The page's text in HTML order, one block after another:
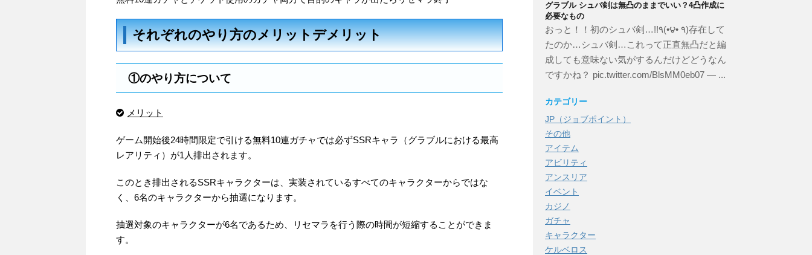
それぞれのやり方のメリットデメリット
①のやり方について
メリット
ゲーム開始後24時間限定で引ける無料10連ガチャでは必ずSSRキャラ（グラブルにおける最高
レアリティ）が1人排出されます。
このとき排出されるSSRキャラクターは、実装されているすべてのキャラクターからではな
く、6名のキャラクターから抽選になります。
抽選対象のキャラクターが6名であるため、リセマラを行う際の時間が短縮することができま
す。
グラブル シュバ剣は無凸のままでいい？4凸作成に
必要なもの
おっと！！初のシュバ剣…!!٩(•౪• ٩)存在して
たのか…シュバ剣…これって正直無凸だと編
成しても意味ない気がするんだけどどうなん
ですかね？ pic.twitter.com/BlsMM0eb07 — ...
カテゴリー
JP（ジョブポイント）
その他
アイテム
アビリティ
アンスリア
イベント
カジノ
ガチャ
キャラクター
ケルベロス